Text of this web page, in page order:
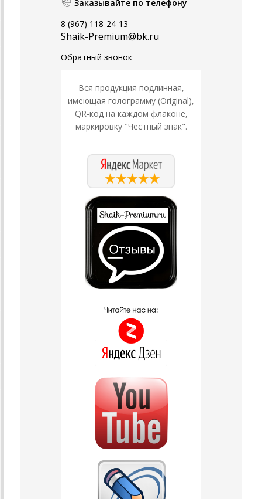
Заказывайте по телефону
8 (967) 118-24-13
Shaik-Premium@bk.ru
Обратный звонок
Вся продукция подлинная,
имеющая голограмму (Original),
QR-код на каждом флаконе,
маркировку "Честный знак".